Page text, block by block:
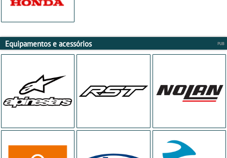
Equipamentos e acessórios